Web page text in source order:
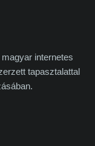
internetes
tapasztalattal